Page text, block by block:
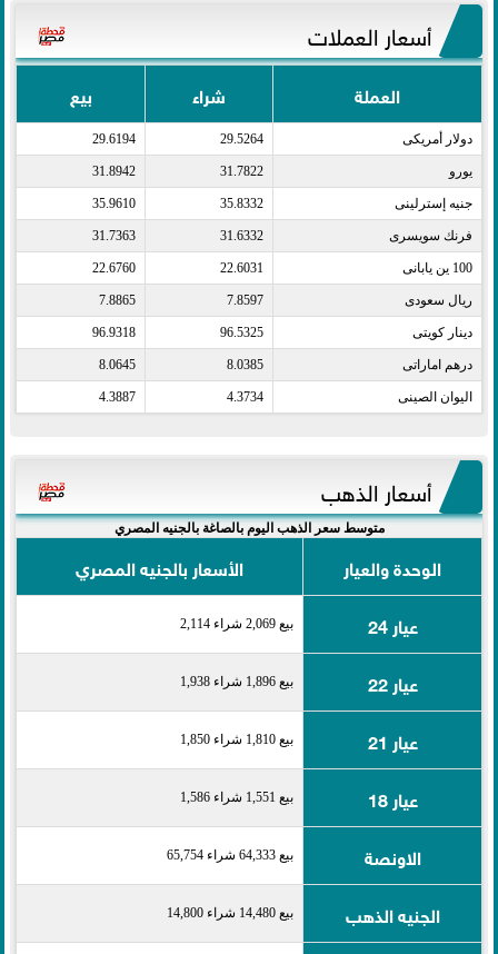
أسعار العملات
العملة شراء بيع
دولار أمريكى​ 29.5264
29.6194
يورو​ 31.7822
31.8942
جنيه إسترلينى​ 35.8332
35.9610
فرنك سويسرى​ 31.6332
31.7363
100 ين يابانى​ 22.6031
22.6760
ريال سعودى​ 7.8597
7.8865
دينار كويتى​ 96.5325
96.9318
درهم اماراتى​ 8.0385
8.0645
اليوان الصينى​ 4.3734
4.3887
أسعار الذهب
متوسط سعر الذهب اليوم بالصاغة بالجنيه المصري
الوحدة والعيار
الأسعار بالجنيه المصري
عيار 24
بيع 2,069 شراء 2,114
عيار 22 بيع 1,896 شراء 1,938
عيار 21 بيع 1,810 شراء 1,850
عيار 18 بيع 1,551 شراء 1,586
الاونصة بيع 64,333 شراء 65,754
الجنيه الذهب بيع 14,480 شراء 14,800